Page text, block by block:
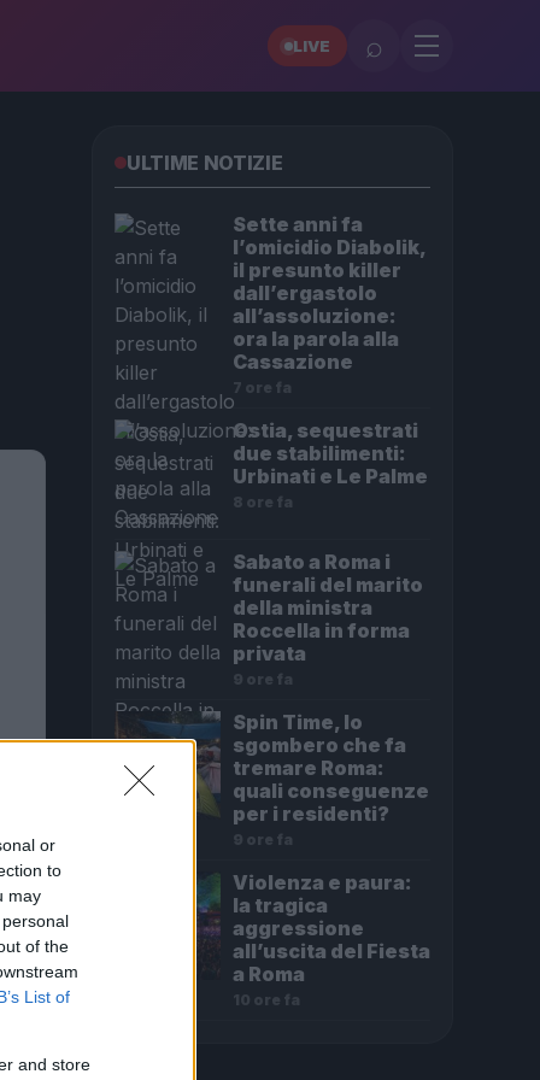
or
to
may
of the
List of
and store
LIVE ⌕
ULTIME NOTIZIE
Sette anni fa
l’omicidio Diabolik,
il presunto killer
dall’ergastolo
all’assoluzione:
ora la parola alla
Cassazione
7 ore fa
Ostia, sequestrati
due stabilimenti:
Urbinati e Le Palme
8 ore fa
Sabato a Roma i
funerali del marito
della ministra
Roccella in forma
privata
9 ore fa
Spin Time, lo
sgombero che fa
tremare Roma:
quali conseguenze
per i residenti?
9 ore fa
Violenza e paura:
la tragica
aggressione
all’uscita del Fiesta
a Roma
10 ore fa